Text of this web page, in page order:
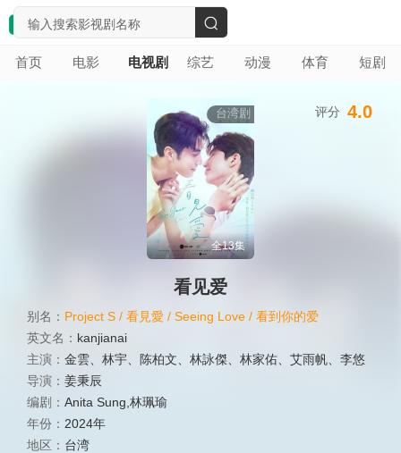
首页 电影 电视剧 综艺 动漫 体育 短剧
搜
台湾剧
全13集
看见爱
别名： Project S / 看見愛 / Seeing Love / 看到你的爱
英文名： kanjianai
主演： 金雲 林宇 陈柏文 林詠傑 林家佑 艾雨帆
李悠
导演： 姜秉辰
编剧： Anita Sung,林珮瑜
年份： 2024年
地区： 台湾
评分 4.0